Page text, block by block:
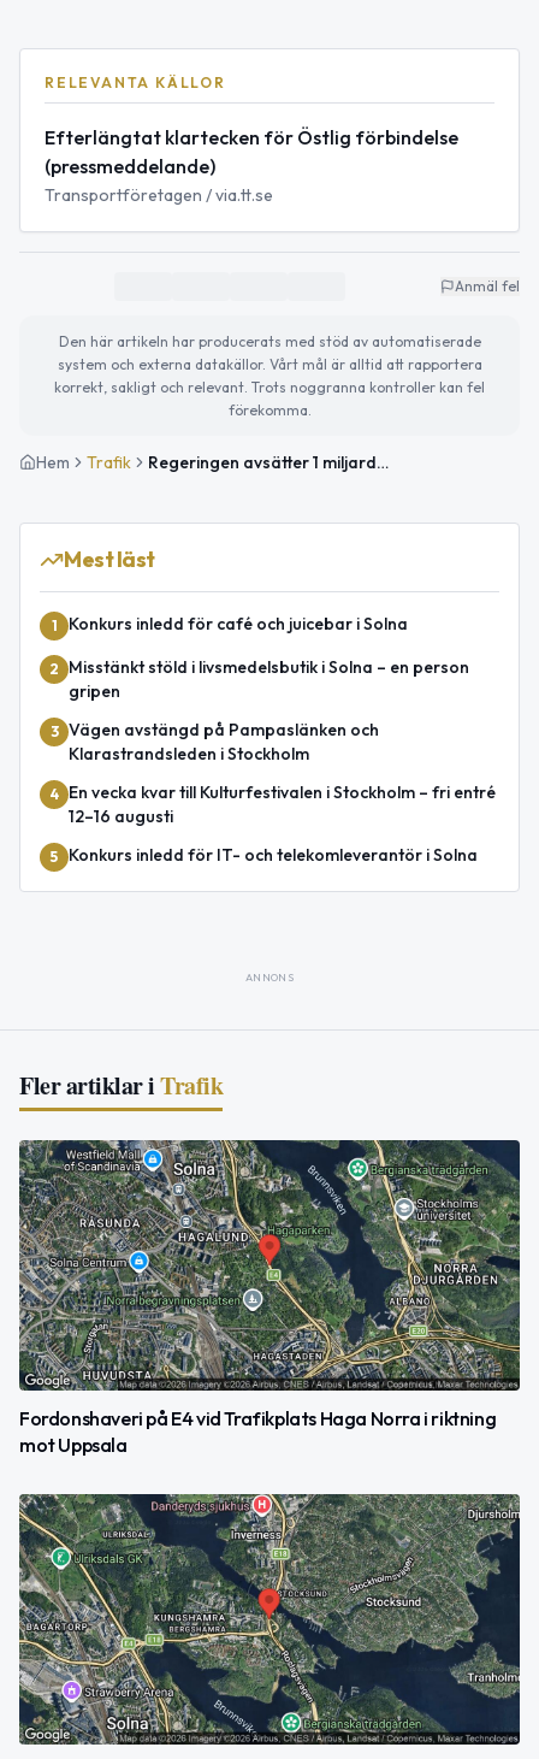
RELEVANTA KÄLLOR
Efterlängtat klartecken för Östlig förbindelse
(pressmeddelande)
Transportföretagen / via.tt.se
Anmäl fel
Den här artikeln har producerats med stöd av automatiserade
system och externa datakällor. Vårt mål är alltid att rapportera
korrekt, sakligt och relevant. Trots noggranna kontroller kan fel
förekomma.
Hem Trafik Regeringen avsätter 1 miljard för planering av Östlig förbindelse runt Stockholm
Mest läst
1 Konkurs inledd för café och juicebar i Solna
2
Misstänkt stöld i livsmedelsbutik i Solna – en person
gripen
3 Vägen avstängd på Pampaslänken och
Klarastrandsleden i Stockholm
4
En vecka kvar till Kulturfestivalen i Stockholm – fri entré
12–16 augusti
5 Konkurs inledd för IT- och telekomleverantör i Solna
ANNONS
Fler artiklar iTrafik
Fordonshaveri på E4 vid Trafikplats Haga Norra i riktning
mot Uppsala